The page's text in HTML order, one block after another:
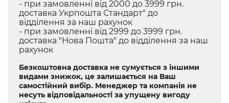
- при замовленні від 2000 до 3999 грн.
доставка Укрпошта Стандарт" до
відділення за наш рахунок
- при замовленні від 2999 до 3999 грн.
доставка "Нова Пошта" до відділення за наш
рахунок
Безкоштовна доставка не сумується з іншими
видами знижок, це залишається на Ваш
самостійний вибір. Менеджер та компанія не
несуть відповідальності за упущену вигоду